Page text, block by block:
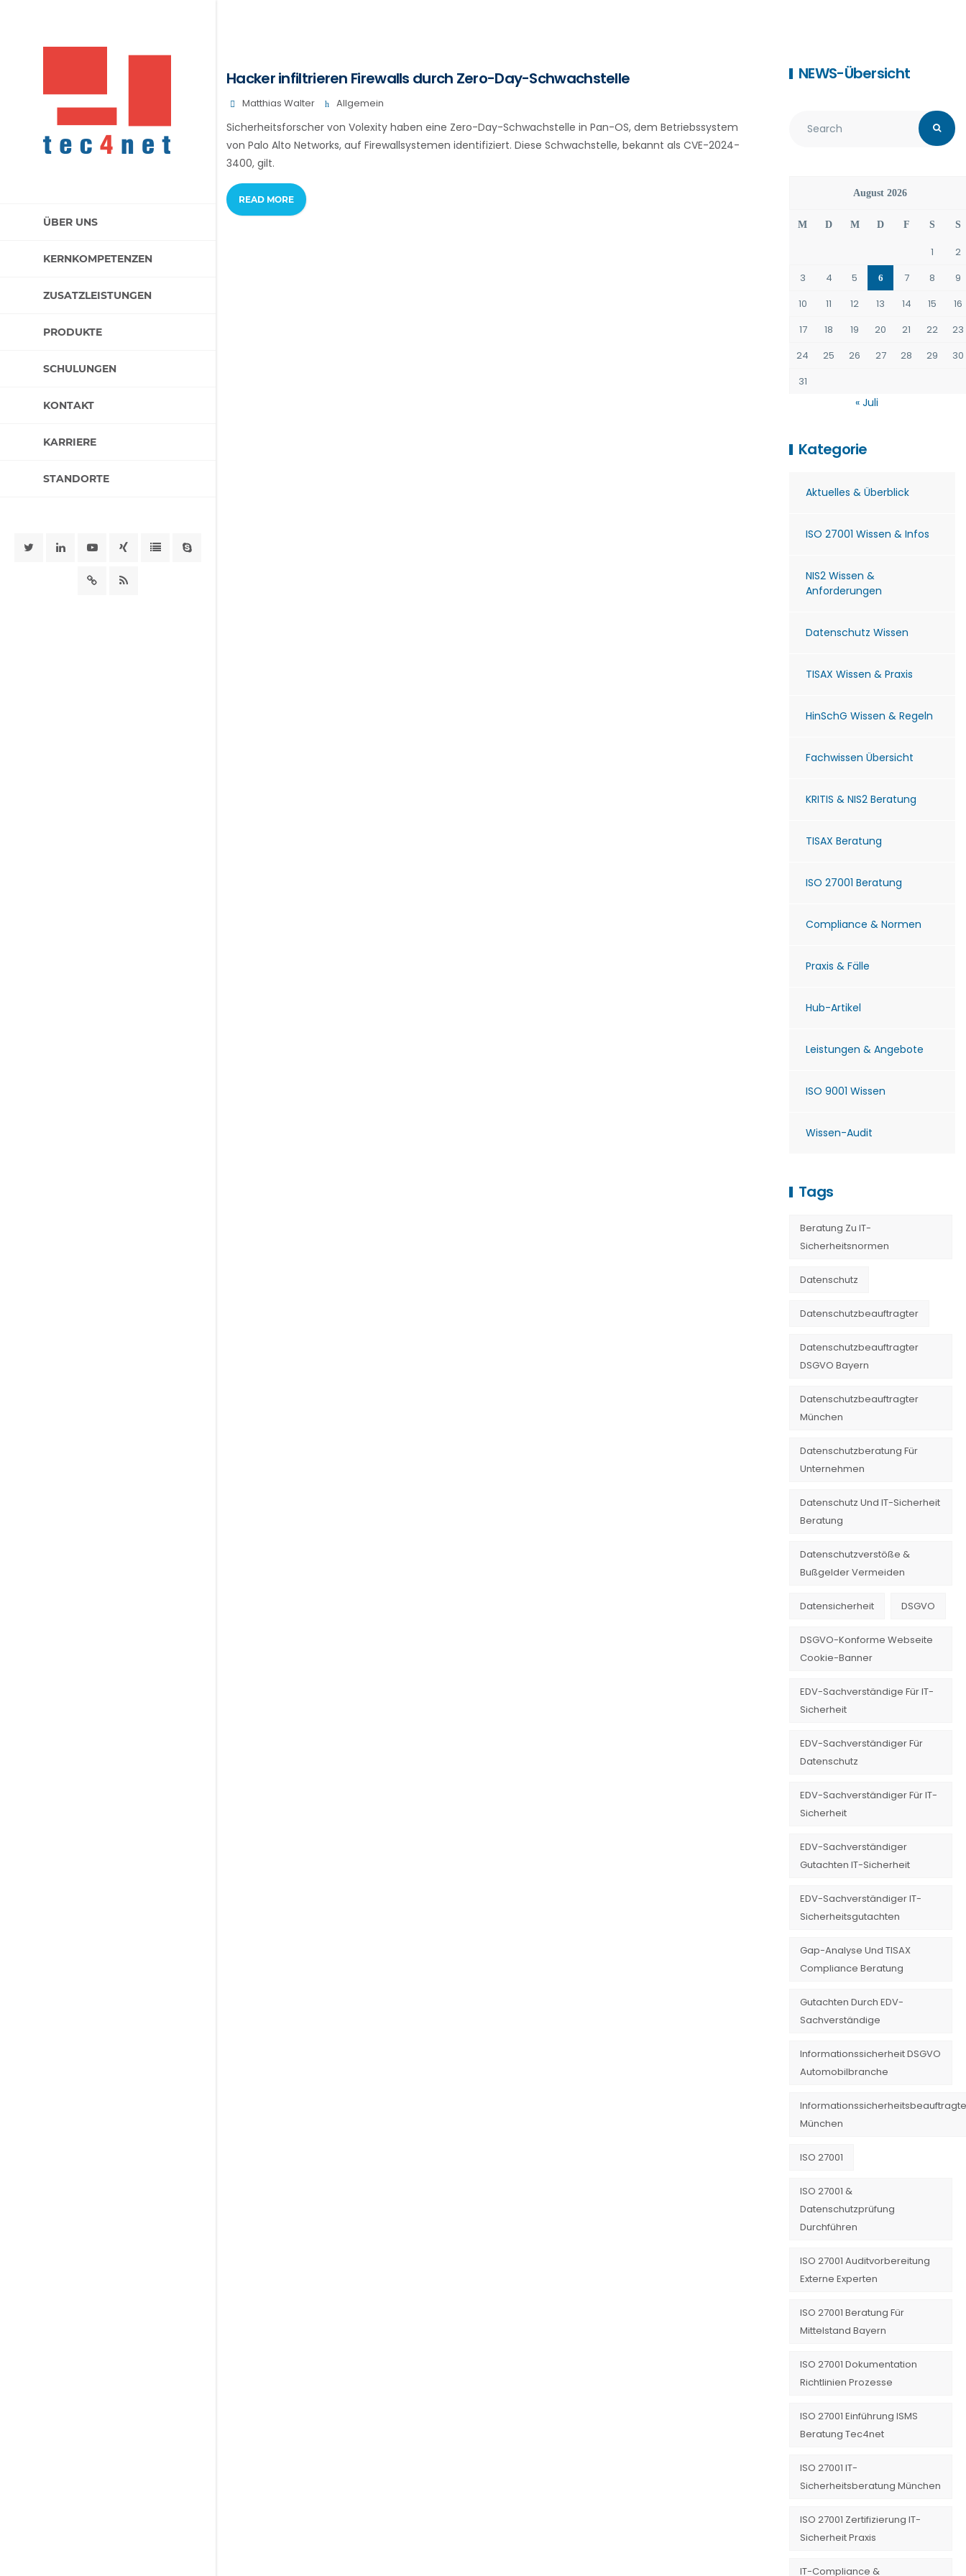
ÜBER UNS
KERNKOMPETENZEN
ZUSATZLEISTUNGEN
PRODUKTE
SCHULUNGEN
KONTAKT
KARRIERE
STANDORTE
Hacker infiltrieren Firewalls durch Zero-Day-Schwachstelle
Matthias Walter Allgemein
Sicherheitsforscher von Volexity haben eine Zero-Day-Schwachstelle in Pan-OS, dem Betriebssystem
von Palo Alto Networks, auf Firewallsystemen identifiziert. Diese Schwachstelle, bekannt als CVE-2024-
3400, gilt.
READ MORE
NEWS-Übersicht
August 2026
M D M D F S S
1
2
3
4 5 6 7 8
9
10
11 12 13 14 15
16
17
18 19 20 21 22
23
24
25 26 27 28 29
30
31
« Juli
Kategorie
Aktuelles & Überblick
ISO 27001 Wissen & Infos
NIS2 Wissen &
Anforderungen
Datenschutz Wissen
TISAX Wissen & Praxis
HinSchG Wissen & Regeln
Fachwissen Übersicht
KRITIS & NIS2 Beratung
TISAX Beratung
ISO 27001 Beratung
Compliance & Normen
Praxis & Fälle
Hub-Artikel
Leistungen & Angebote
ISO 9001 Wissen
Wissen-Audit
Tags
Beratung Zu IT-
Sicherheitsnormen
Datenschutz
Datenschutzbeauftragter
Datenschutzbeauftragter
DSGVO Bayern
Datenschutzbeauftragter
München
Datenschutzberatung Für
Unternehmen
Datenschutz Und IT-Sicherheit
Beratung
Datenschutzverstöße &
Bußgelder Vermeiden
Datensicherheit DSGVO
DSGVO-Konforme Webseite
Cookie-Banner
EDV-Sachverständige Für IT-
Sicherheit
EDV-Sachverständiger Für
Datenschutz
EDV-Sachverständiger Für IT-
Sicherheit
EDV-Sachverständiger
Gutachten IT-Sicherheit
EDV-Sachverständiger IT-
Sicherheitsgutachten
Gap-Analyse Und TISAX
Compliance Beratung
Gutachten Durch EDV-
Sachverständige
Informationssicherheit DSGVO
Automobilbranche
München
ISO 27001
ISO 27001 &
Datenschutzprüfung
Durchführen
ISO 27001 Auditvorbereitung
Externe Experten
ISO 27001 Beratung Für
Mittelstand Bayern
ISO 27001 Dokumentation
Richtlinien Prozesse
ISO 27001 Einführung ISMS
Beratung Tec4net
ISO 27001 IT-
Sicherheitsberatung München
ISO 27001 Zertifizierung IT-
Sicherheit Praxis
IT-Compliance &